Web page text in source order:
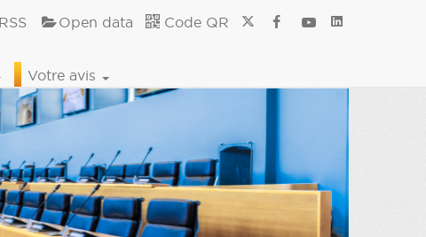
Open data Code QR
Votre avis